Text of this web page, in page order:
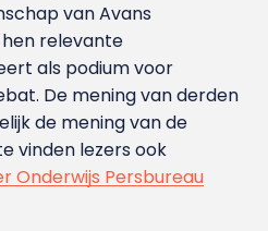
van Avans
relevante
als podium voor
De mening van derden
de mening van de
vinden lezers ook
Onderwijs Persbureau